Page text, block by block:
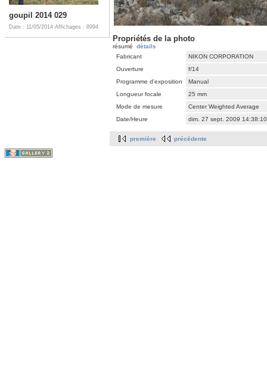
goupil 2014 029
Date : 11/05/2014 Affichages : 8994
Propriétés de la photo
résumé détails
Fabricant
NIKON CORPORATION
Ouverture
f/14
Programme d'exposition
Manual
Longueur focale
25 mm
Mode de mesure
Center Weighted Average
Date/Heure
dim. 27 sept. 2009
première précédente